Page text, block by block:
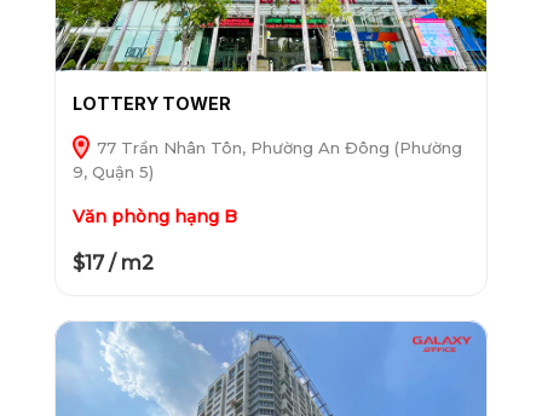
LOTTERY TOWER
77 Trần Nhân Tôn, Phường An Đông (Phường
9, Quận 5)
Văn phòng hạng B
$17 / m2